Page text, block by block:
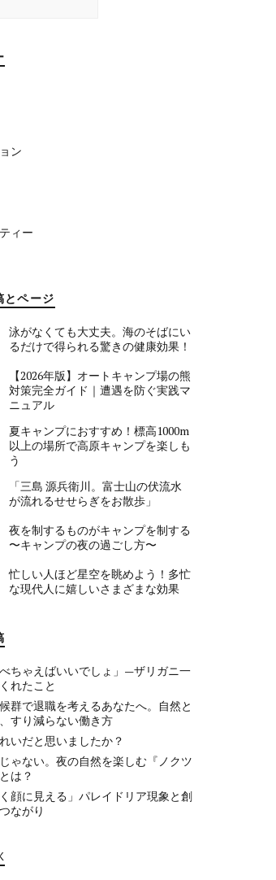
ン
ィー
とページ
泳がなくても大丈夫。海のそばにい
るだけで得られる驚きの健康効果！
【2026年版】オートキャンプ場の熊
対策完全ガイド｜遭遇を防ぐ実践マ
ニュアル
夏キャンプにおすすめ！標高1000m
以上の場所で高原キャンプを楽しも
う
「三島 源兵衛川。富士山の伏流水
が流れるせせらぎをお散歩」
夜を制するものがキャンプを制する
〜キャンプの夜の過ごし方〜
忙しい人ほど星空を眺めよう！多忙
な現代人に嬉しいさまざまな効果
べちゃえばいいでしょ」—ザリガニ一
れたこと
群で退職を考えるあなたへ。自然と
すり減らない働き方
いだと思いましたか？
ゃない。夜の自然を楽しむ『ノクツ
は？
く顔に見える」パレイドリア現象と創
ながり